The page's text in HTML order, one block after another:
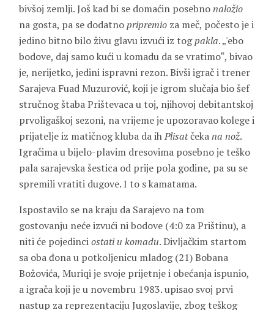
bivšoj zemlji. Još kad bi se domaćin posebnonaložio
na gosta, pa se dodatnopripremio za meč, počesto je i
jedino bitno bilo živu glavu izvući iz togpakla. „'ebo
bodove, daj samo kući u komadu da se vratimo“, bivao
je, nerijetko, jedini ispravni rezon. Bivši igrač i trener
Sarajeva Fuad Muzurović, koji je igrom slučaja bio šef
stručnog štaba Prištevaca u toj, njihovoj debitantskoj
prvoligaškoj sezoni, na vrijeme je upozoravao kolege i
prijatelje iz matičnog kluba da ihPlisatčekana nož.
Igračima u bijelo-plavim dresovima posebno je teško
pala sarajevska šestica od prije pola godine, pa su se
spremili vratiti dugove. I to s kamatama.
Ispostavilo se na kraju da Sarajevo na tom
gostovanju neće izvući ni bodove (4:0 za Prištinu), a
niti će pojedinciostati u komadu. Divljačkim startom
sa oba đona u potkoljenicu mladog (21) Bobana
Božovića, Muriqi je svoje prijetnje i obećanja ispunio,
a igrača koji je u novembru 1983. upisao svoj prvi
nastup za reprezentaciju Jugoslavije, zbog teškog